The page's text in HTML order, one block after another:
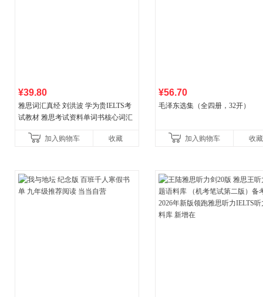
¥39.80
雅思词汇真经 刘洪波 学为贵IELTS考
试教材 雅思考试资料单词书核心词汇
加入购物车
收藏
¥56.70
毛泽东选集（全四册，32开）
加入购物车 收藏